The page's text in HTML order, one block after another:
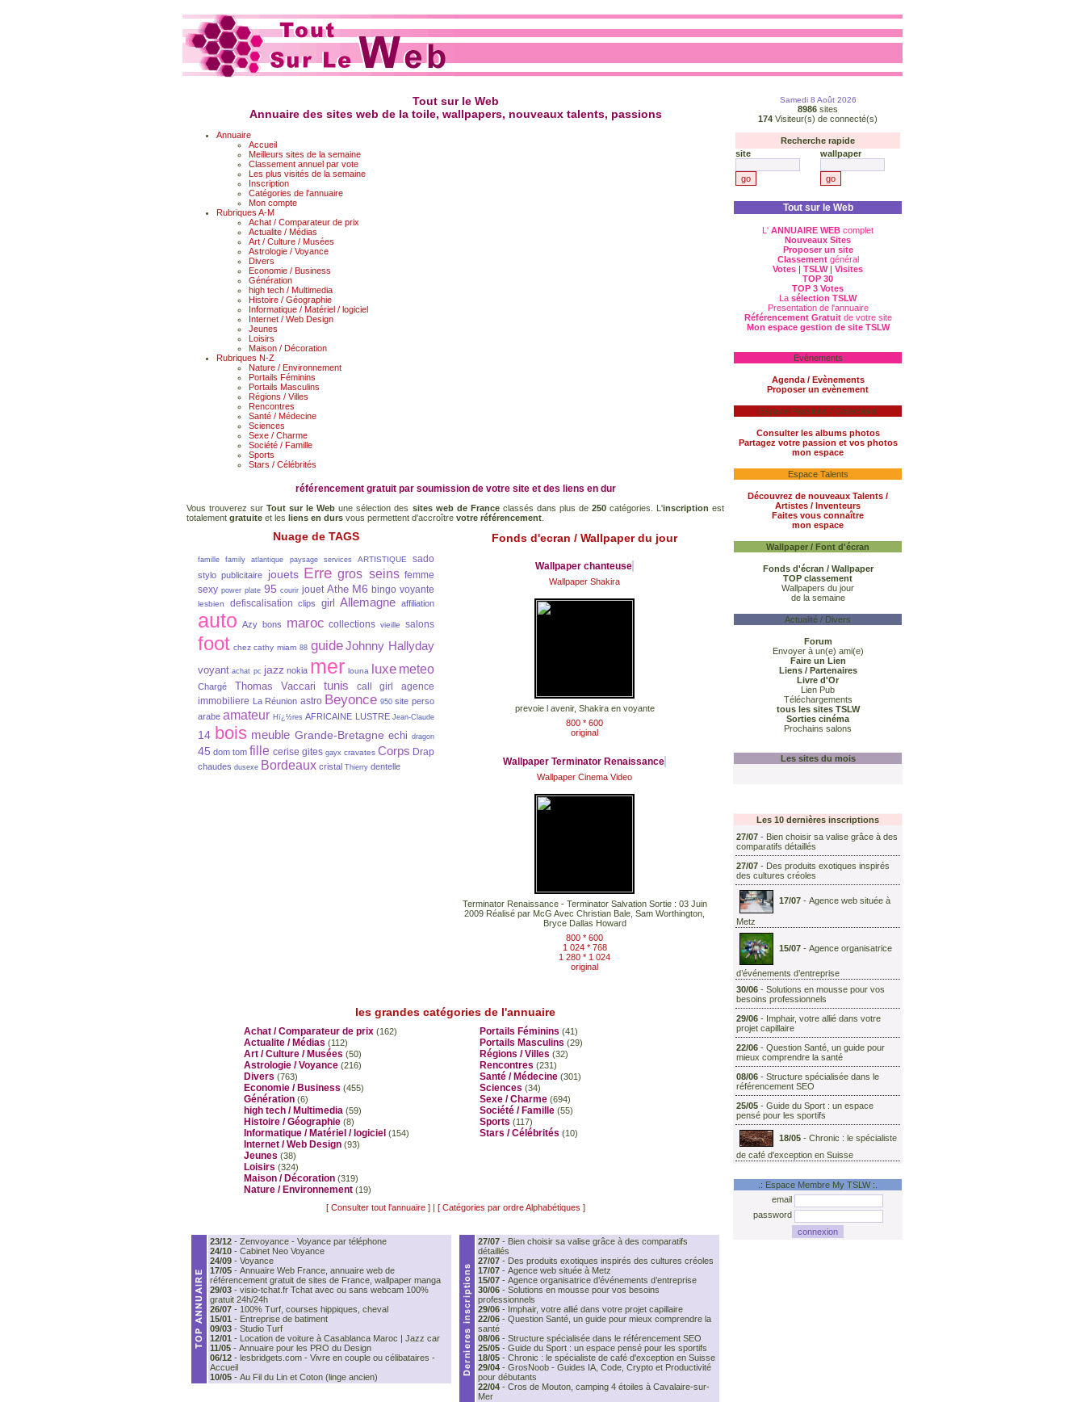
Tout sur le Web
Annuaire des sites web de la toile, wallpapers, nouveaux talents, passions
Annuaire
Accueil
Meilleurs sites de la semaine
Classement annuel par vote
Les plus visités de la semaine
Inscription
Catégories de l'annuaire
Mon compte
Rubriques A-M
Achat / Comparateur de prix
Actualite / Médias
Art / Culture / Musées
Astrologie / Voyance
Divers
Economie / Business
Génération
high tech / Multimedia
Histoire / Géographie
Informatique / Matériel / logiciel
Internet / Web Design
Jeunes
Loisirs
Maison / Décoration
Rubriques N-Z
Nature / Environnement
Portails Féminins
Portails Masculins
Régions / Villes
Rencontres
Santé / Médecine
Sciences
Sexe / Charme
Société / Famille
Sports
Stars / Célébrités
référencement gratuitpar soumission de votre site et des liens en dur
Vous trouverez sur Tout sur le Web une sélection des sites web de France classés dans plus de 250catégories. L'inscription est
totalement gratuite et les liens en durs vous permettent d'accroître votre référencement
Nuage de TAGS
famille family atlantique paysage services ARTISTIQUE sado
stylo publicitaire jouets Erre gros seins femme
sexy power plate 95 courir jouet Athe M6 bingo voyante
lesbien defiscalisation clips girl Allemagne affiliation
auto Azy bons maroc collections vieille salons
foot chez cathy miam 88 guide Johnny Hallyday
voyant achat pc jazz nokia mer louna luxe meteo
Chargé Thomas Vaccari tunis call girl
agence
immobiliere La Réunion astro Beyonce 950 site perso
arabe amateur Hï¿½res AFRICAINE LUSTRE Jean-Claude
14 bois meuble Grande-Bretagne echi dragon
45 dom tom fille cerise gites gayx cravates Corps Drap
chaudes dusexe Bordeaux cristal Thierry dentelle
Fonds d'ecran / Wallpaper du jour
Wallpaper chanteuse
Wallpaper Shakira
prevoie l avenir, Shakira en voyante
800 * 600
original
Wallpaper Terminator Renaissance
Wallpaper Cinema Video
Terminator Renaissance - Terminator Salvation Sortie : 03 Juin
2009 Réalisé par McG Avec Christian Bale, Sam Worthington,
Bryce Dallas Howard
800 * 600
1 024 * 768
1 280 * 1 024
original
les grandes catégories de l'annuaire
Achat / Comparateur de prix (162)
Actualite / Médias (112)
Art / Culture / Musées (50)
Astrologie / Voyance (216)
Divers (763)
Economie / Business (455)
Génération (6)
high tech / Multimedia (59)
Histoire / Géographie (8)
Informatique / Matériel / logiciel (154)
Internet / Web Design (93)
Jeunes (38)
Loisirs (324)
Maison / Décoration (319)
Nature / Environnement (19)
Portails Féminins (41)
Portails Masculins (29)
Régions / Villes (32)
Rencontres (231)
Santé / Médecine (301)
Sciences (34)
Sexe / Charme (694)
Société / Famille (55)
Sports (117)
Stars / Célébrités (10)
[ Consulter tout l'annuaire ] | [ Catégories par ordre Alphabétiques ]
23/12 - Zenvoyance - Voyance par téléphone
24/10 - Cabinet Neo Voyance
24/09 - Voyance
17/05 - Annuaire Web France, annuaire web de
référencement gratuit de sites de France, wallpaper manga
29/03 - visio-tchat.fr Tchat avec ou sans webcam 100%
gratuit 24h/24h
26/07 - 100% Turf, courses hippiques, cheval
15/01 - Entreprise de batiment
09/03 - Studio Turf
12/01 - Location de voiture à Casablanca Maroc | Jazz car
11/05 - Annuaire pour les PRO du Design
06/12 - lesbridgets.com - Vivre en couple ou célibataires -
Accueil
10/05 - Au Fil du Lin et Coton (linge ancien)
27/07 - Bien choisir sa valise grâce à des comparatifs
détaillés
27/07 - Des produits exotiques inspirés des cultures créoles
17/07 - Agence web située à Metz
15/07 - Agence organisatrice d’événements d’entreprise
30/06 - Solutions en mousse pour vos besoins
professionnels
29/06 - Imphair, votre allié dans votre projet capillaire
22/06 - Question Santé, un guide pour mieux comprendre la
santé
08/06 - Structure spécialisée dans le référencement SEO
25/05 - Guide du Sport : un espace pensé pour les sportifs
18/05 - Chronic : le spécialiste de café d'exception en Suisse
29/04 - GrosNoob - Guides IA, Code, Crypto et Productivité
pour débutants
22/04 - Cros de Mouton, camping 4 étoiles à Cavalaire-sur-
Mer
Samedi 8 Août 2026
8986 sites
174 Visiteur(s) de connecté(s)
Recherche rapide
site
wallpaper
Tout sur le Web
L' ANNUAIRE WEB complet
Nouveaux Sites
Proposer un site
Classementgénéral
Votes | TSLW | Visites
TOP 30
TOP 3 Votes
La sélection TSLW
Presentation de l'annuaire
Référencement Gratuitde votre site
Mon espace gestion de site TSLW
Evènements
Agenda / Evènements
Proposer un evènement
Espace Passions / Collections
Consulter les albums photos
Partagez votre passion et vos photos
mon espace
Espace Talents
Découvrez de nouveaux Talents /
Artistes / Inventeurs
Faites vous connaître
mon espace
Wallpaper / Font d'écran
Fonds d'écran / Wallpaper
TOP classement
Wallpapers du jour
de la semaine
Actualité / Divers
Forum
Envoyer à un(e) ami(e)
Faire un Lien
Liens / Partenaires
Livre d'Or
Lien Pub
Téléchargements
tous les sites TSLW
Sorties cinéma
Prochains salons
Les sites du mois
Les 10 dernières inscriptions
27/07 - Bien choisir sa valise grâce à des
comparatifs détaillés
27/07 - Des produits exotiques inspirés
des cultures créoles
17/07 - Agence web située à
Metz
15/07 - Agence organisatrice
d’événements d’entreprise
30/06 - Solutions en mousse pour vos
besoins professionnels
29/06 - Imphair, votre allié dans votre
projet capillaire
22/06 - Question Santé, un guide pour
mieux comprendre la santé
08/06 - Structure spécialisée dans le
référencement SEO
25/05 - Guide du Sport : un espace
pensé pour les sportifs
18/05 - Chronic : le spécialiste
de café d'exception en Suisse
.: Espace Membre My TSLW :.
email
password